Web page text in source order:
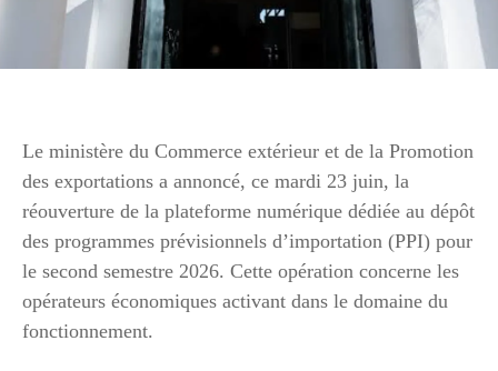
Le ministère du Commerce extérieur et de la Promotion
des exportations a annoncé, ce mardi 23 juin, la
réouverture de la plateforme numérique dédiée au dépôt
des programmes prévisionnels d’importation (PPI) pour
le second semestre 2026. Cette opération concerne les
opérateurs économiques activant dans le domaine du
fonctionnement.